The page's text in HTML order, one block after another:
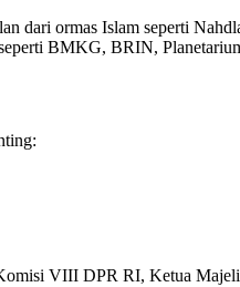
dari ormas Islam seperti
BMKG, BRIN,
VIII DPR RI, Ketua